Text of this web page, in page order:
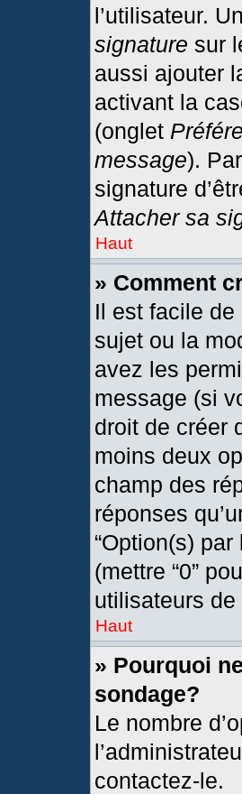
l’utilisateur.
signature sur
aussi ajouter
activant la
(onglet
message).
signature
Attacher sa
Haut
» Comment
Il est facile de
sujet ou la
avez les
message (si
droit de créer
moins deux
champ des
réponses
“Option(s)
(mettre “0”
utilisateurs
Haut
» Pourquoi
sondage?
Le nombre
contactez-le.